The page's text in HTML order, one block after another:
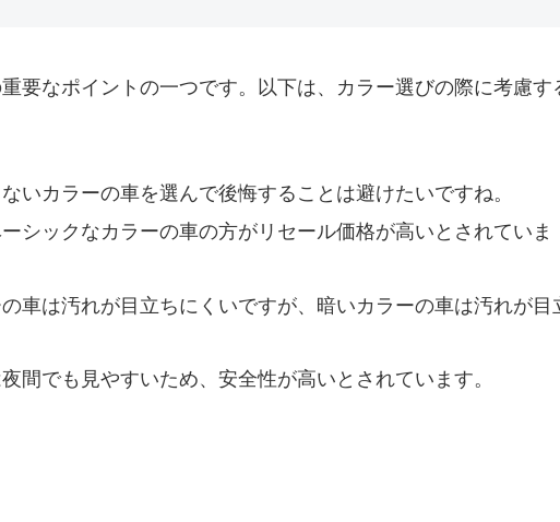
要なポイントの一つです。以下は、カラー選びの際に考慮す
いカラーの車を選んで後悔することは避けたいですね。
シックなカラーの車の方がリセール価格が高いとされていま
車は汚れが目立ちにくいですが、暗いカラーの車は汚れが目
間でも見やすいため、安全性が高いとされています。